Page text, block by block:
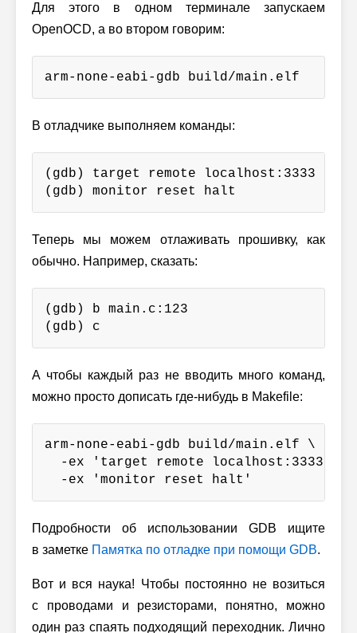
Для этого в одном терминале запускаем
OpenOCD, а во втором говорим:
arm-none-eabi-gdb build/main.elf
В отладчике выполняем команды:
(gdb) target remote localhost:3333
(gdb) monitor reset halt
Теперь мы можем отлаживать прошивку, как
обычно. Например, сказать:
(gdb) b main.c:123
(gdb) c
А чтобы каждый раз не вводить много команд,
можно просто дописать где-нибудь в Makefile:
arm-none-eabi-gdb build/main.elf \
  -ex 'target remote localhost:3333' \
  -ex 'monitor reset halt'
Подробности об использовании GDB ищите
в заметке Памятка по отладке при помощи GDB.
Вот и вся наука! Чтобы постоянно не возиться
с проводами и резисторами, понятно, можно
один раз спаять подходящий переходник. Лично